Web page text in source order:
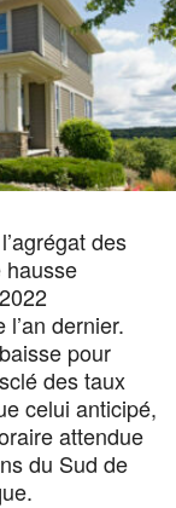
des
hausse
dernier.
pour
des taux
celui anticipé,
attendue
du Sud de